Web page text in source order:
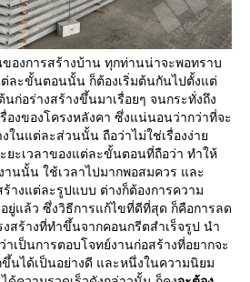
องการสร้างบ้าน ทุกท่านน่าจะพอทราบ
ละขั้นตอนนั้น ก็ต้องเริ่มต้นกันไปตั้งแต่
ก่อร่างสร้างขึ้นมาเรื่อยๆ จนกระทั่งถึง
องของโครงหลังคา ซึ่งแน่นอนว่ากว่าที่จะ
ในแต่ละส่วนนั้น ถือว่าไม่ใช่เรื่องง่าย
ยะเวลาของแต่ละขั้นตอนที่ถือว่า ทำให้
านนั้น ใช้เวลาไปมากพอสมควร และ
างแต่ละรูปแบบ ต่างก็ต้องการความ
ยู่แล้ว ซึ่งวิธีการแก้ไขที่ดีที่สุด ก็คือการลด
งสร้างที่ทำขึ้นจากคอนกรีตสำเร็จรูป นำ
เป็นการตอบโจทย์งานก่อสร้างที่อยากจะ
นได้เป็นอย่างดี และหนึ่งในความนิยม